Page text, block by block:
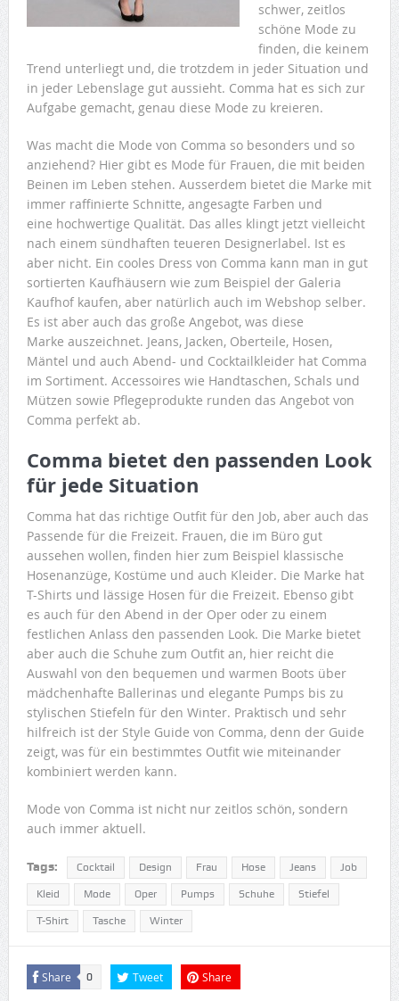
schwer, zeitlos
schöne Mode zu
finden, die keinem
Trend unterliegt und, die trotzdem in jeder Situation und
in jeder Lebenslage gut aussieht. Comma hat es sich zur
Aufgabe gemacht, genau diese Mode zu kreieren.
Was macht die Mode von Comma so besonders und so
anziehend? Hier gibt es Mode für Frauen, die mit beiden
Beinen im Leben stehen. Ausserdem bietet die Marke mit
immer raffinierte Schnitte, angesagte Farben und
eine hochwertige Qualität. Das alles klingt jetzt vielleicht
nach einem sündhaften teueren Designerlabel. Ist es
aber nicht. Ein cooles Dress von Comma kann man in gut
sortierten Kaufhäusern wie zum Beispiel der Galeria
Kaufhof kaufen, aber natürlich auch im Webshop selber.
Es ist aber auch das große Angebot, was diese
Marke auszeichnet. Jeans, Jacken, Oberteile, Hosen,
Mäntel und auch Abend- und Cocktailkleider hat Comma
im Sortiment. Accessoires wie Handtaschen, Schals und
Mützen sowie Pflegeprodukte runden das Angebot von
Comma perfekt ab.
Comma bietet den passenden Look
für jede Situation
Comma hat das richtige Outfit für den Job, aber auch das
Passende für die Freizeit. Frauen, die im Büro gut
aussehen wollen, finden hier zum Beispiel klassische
Hosenanzüge, Kostüme und auch Kleider. Die Marke hat
T-Shirts und lässige Hosen für die Freizeit. Ebenso gibt
es auch für den Abend in der Oper oder zu einem
festlichen Anlass den passenden Look. Die Marke bietet
aber auch die Schuhe zum Outfit an, hier reicht die
Auswahl von den bequemen und warmen Boots über
mädchenhafte Ballerinas und elegante Pumps bis zu
stylischen Stiefeln für den Winter. Praktisch und sehr
hilfreich ist der Style Guide von Comma, denn der Guide
zeigt, was für ein bestimmtes Outfit wie miteinander
kombiniert werden kann.
Mode von Comma ist nicht nur zeitlos schön, sondern
auch immer aktuell.
Tags: Cocktail Design Frau Hose Jeans Job
Kleid Mode Oper Pumps Schuhe Stiefel
T-Shirt Tasche Winter
Share 0 Tweet Share